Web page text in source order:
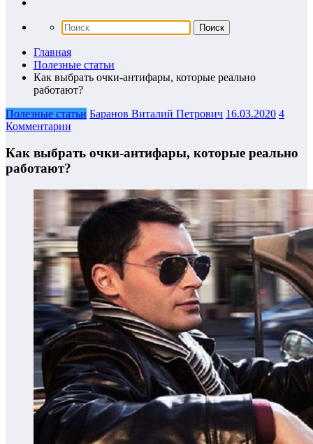
Главная
Полезные статьи
Как выбрать очки-антифары, которые реально
работают?
Полезные статьи Баранов Виталий Петрович 16.03.2020 4
Комментарии
Как выбрать очки-антифары, которые реально
работают?